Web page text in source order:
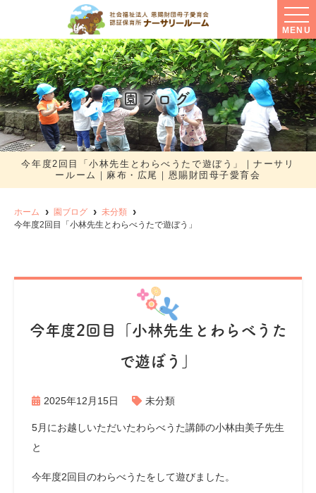
MENU
園ブログ
今年度2回目「小林先生とわらべうたで遊ぼう」｜ナーサリ
ールーム｜麻布・広尾｜恩賜財団母子愛育会
ホーム 園ブログ
未分類
今年度2回目「小林先生とわらべうたで遊ぼう」
今年度2回目「小林先生とわらべうた
で遊ぼう」
2025年12月15日 未分類
5月にお越しいただいたわらべうた講師の小林由美子先生
と
今年度2回目のわらべうたをして遊びました。